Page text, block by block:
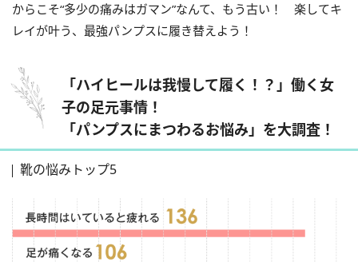
からこそ“多少の痛みはガマン”なんて、もう古い！ 楽してキ
レイが叶う、最強パンプスに履き替えよう！
「ハイヒールは我慢して履く！？」働く女
子の足元事情！
「パンプスにまつわるお悩み」を大調査！
靴の悩みトップ5